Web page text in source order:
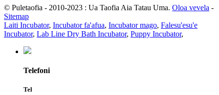
© Puletaofia - 2010-2023 : Ua Taofia Aia Tatau Uma. Oloa vevela -
Sitemap
Laiti Incubator, Incubator fa'afua, Incubator mago, Falesu'esu'e
Incubator, Lab Line Dry Bath Incubator, Puppy Incubator,
Telefoni
Tel